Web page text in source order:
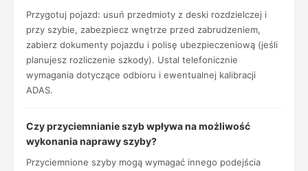
Przygotuj pojazd: usuń przedmioty z deski rozdzielczej i
przy szybie, zabezpiecz wnętrze przed zabrudzeniem,
zabierz dokumenty pojazdu i polisę ubezpieczeniową (jeśli
planujesz rozliczenie szkody). Ustal telefonicznie
wymagania dotyczące odbioru i ewentualnej kalibracji
ADAS.
Czy przyciemnianie szyb wpływa na możliwość
wykonania naprawy szyby?
Przyciemnione szyby mogą wymagać innego podejścia